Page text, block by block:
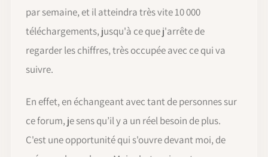
par semaine, et il atteindra très vite 10 000
téléchargements, jusqu'à ce que j'arrête de
regarder les chiffres, très occupée avec ce qui va
suivre.
En effet, en échangeant avec tant de personnes sur
ce forum, je sens qu’il y a un réel besoin de plus.
C'est une opportunité qui s'ouvre devant moi, de